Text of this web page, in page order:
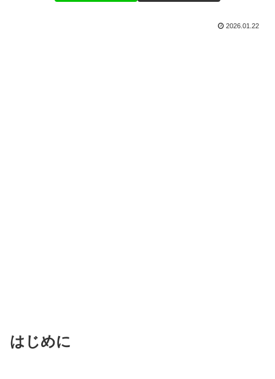
2026.01.22
はじめに